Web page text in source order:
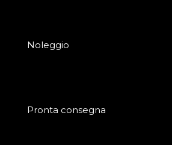
Noleggio
Pronta consegna